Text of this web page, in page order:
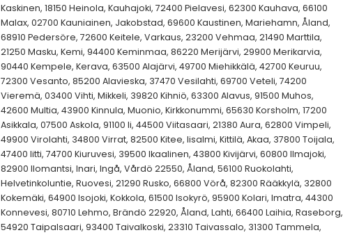
Kaskinen, 18150 Heinola, Kauhajoki, 72400 Pielavesi, 62300 Kauhava, 66100
Malax, 02700 Kauniainen, Jakobstad, 69600 Kaustinen, Mariehamn, Åland,
68910 Pedersöre, 72600 Keitele, Varkaus, 23200 Vehmaa, 21490 Marttila,
21250 Masku, Kemi, 94400 Keminmaa, 86220 Merijärvi, 29900 Merikarvia,
90440 Kempele, Kerava, 63500 Alajärvi, 49700 Miehikkälä, 42700 Keuruu,
72300 Vesanto, 85200 Alavieska, 37470 Vesilahti, 69700 Veteli, 74200
Vieremä, 03400 Vihti, Mikkeli, 39820 Kihniö, 63300 Alavus, 91500 Muhos,
42600 Multia, 43900 Kinnula, Muonio, Kirkkonummi, 65630 Korsholm, 17200
Asikkala, 07500 Askola, 91100 Ii, 44500 Viitasaari, 21380 Aura, 62800 Vimpeli,
49900 Virolahti, 34800 Virrat, 82500 Kitee, Iisalmi, Kittilä, Akaa, 37800 Toijala,
47400 Iitti, 74700 Kiuruvesi, 39500 Ikaalinen, 43800 Kivijärvi, 60800 Ilmajoki,
82900 Ilomantsi, Inari, Ingå, Vårdö 22550, Åland, 56100 Ruokolahti,
Helvetinkoluntie, Ruovesi, 21290 Rusko, 66800 Vörå, 82300 Rääkkylä, 32800
Kokemäki, 64900 Isojoki, Kokkola, 61500 Isokyrö, 95900 Kolari, Imatra, 44300
Konnevesi, 80710 Lehmo, Brändö 22920, Åland, Lahti, 66400 Laihia, Raseborg,
54920 Taipalsaari, 93400 Taivalkoski, 23310 Taivassalo, 31300 Tammela,